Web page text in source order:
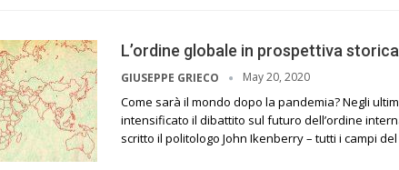
L’ordine globale in prospettiva
GIUSEPPE GRIECO May 20, 2020
Come sarà il mondo dopo la pandemia? Negli
intensificato il dibattito sul futuro dell’ordine
scritto il politologo John Ikenberry – tutti i campi